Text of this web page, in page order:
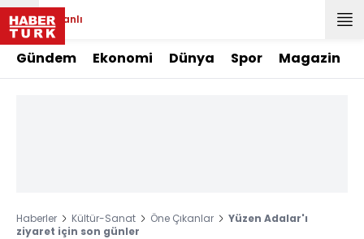
Canlı
Gündem Ekonomi Dünya Spor Magazin
Haberler Kültür-Sanat Öne Çıkanlar
Yüzen Adalar'ı
ziyaret için son günler